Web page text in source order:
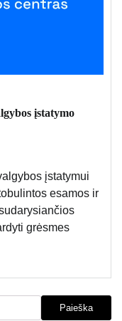
įstatymo
įstatymui
esamos ir
grėsmes
Paieška